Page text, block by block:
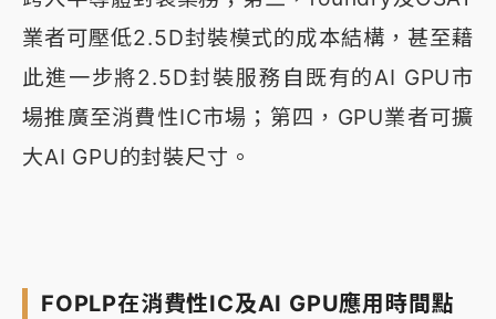
業者可壓低2.5D封裝模式的成本結構，甚至藉
此進一步將2.5D封裝服務自既有的AI GPU市
場推廣至消費性IC市場；第四，GPU業者可擴
大AI GPU的封裝尺寸。
FOPLP在消費性IC及AI GPU應用時間點